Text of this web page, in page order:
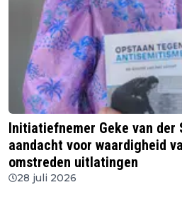
Initiatiefnemer Geke van der
aandacht voor waardigheid
omstreden uitlatingen
28 juli 2026